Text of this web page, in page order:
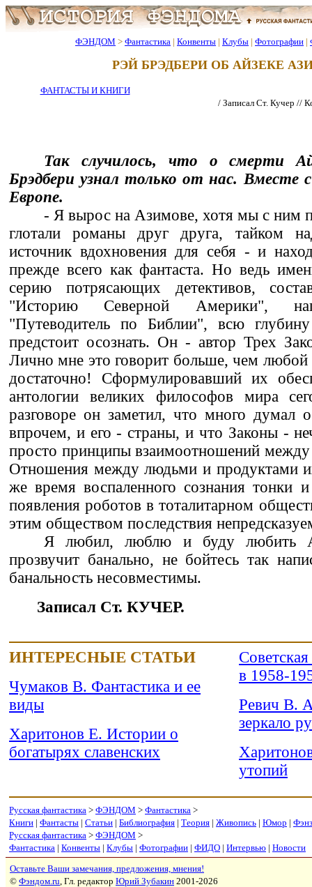
ФЭНДОМ > Фантастика | Конвенты | Клубы | Фотографии |
РЭЙ БРЭДБЕРИ ОБ АЙЗЕКЕ
ФАНТАСТЫ И КНИГИ
/ Записал Ст. Кучер //
Так случилось, что о смерти
Брэдбери узнал только от нас. Вместе
Европе.
- Я вырос на Азимове, хотя мы с ним
глотали романы друг друга, тайком
источник вдохновения для себя - и
прежде всего как фантаста. Но ведь
серию потрясающих детективов,
"Историю Северной Америки",
"Путеводитель по Библии", всю
предстоит осознать. Он - автор Трех
Лично мне это говорит больше, чем любой
достаточно! Сформулировавший их
антологии великих философов мира
разговоре он заметил, что много думал
впрочем, и его - страны, и что Законы -
просто принципы взаимоотношений
Отношения между людьми и продуктами
же время воспаленного сознания тонки
появления роботов в тоталитарном
этим обществом последствия
Я любил, люблю и буду любить
прозвучит банально, не бойтесь так
банальность несовместимы.
Записал Ст. КУЧЕР.
ИНТЕРЕСНЫЕ СТАТЬИ
Чумаков В. Фантастика и ее
виды
Харитонов Е. Истории о
богатырях славенских
в 1958-
Ревич В.
зеркало
утопий
Русская фантастика > ФЭНДОМ > Фантастика >
Книги | Фантасты | Статьи | Библиография | Теория | Живопись | Юмор |
Русская фантастика > ФЭНДОМ >
Фантастика | Конвенты | Клубы | Фотографии | ФИДО | Интервью | Новости
Оставьте Ваши замечания, предложения, мнения!
© Фэндом.ru, Гл. редактор Юрий Зубакин 2001-2026